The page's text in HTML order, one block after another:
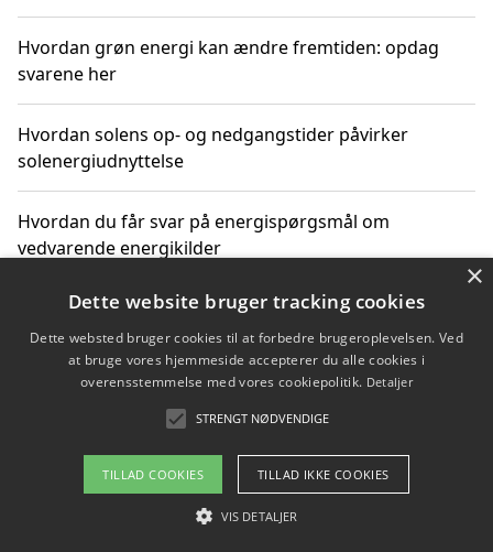
Hvordan grøn energi kan ændre fremtiden: opdag
svarene her
Hvordan solens op- og nedgangstider påvirker
solenergiudnyttelse
Hvordan du får svar på energispørgsmål om
vedvarende energikilder
Copyright 2026 - Pilanto Aps
Om / kontakt
Blog Betingelser
×
Dette website bruger tracking cookies
Dette websted bruger cookies til at forbedre brugeroplevelsen. Ved
at bruge vores hjemmeside accepterer du alle cookies i
overensstemmelse med vores cookiepolitik. Detaljer
STRENGT NØDVENDIGE
TILLAD COOKIES TILLAD IKKE COOKIES
VIS DETALJER